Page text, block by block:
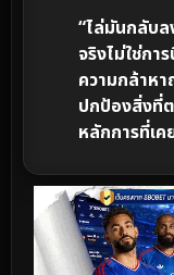
“ไล่มันกลับ
จริงไม่ใช่กา
ความกล้าห
ปกป้องสิ่งที่
หลักการที่เ